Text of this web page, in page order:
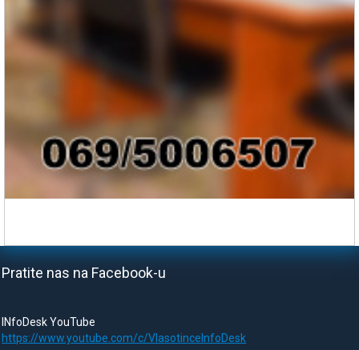
Pratite nas na Facebook-u
INfoDesk YouTube
https://www.youtube.com/c/VlasotinceInfoDesk